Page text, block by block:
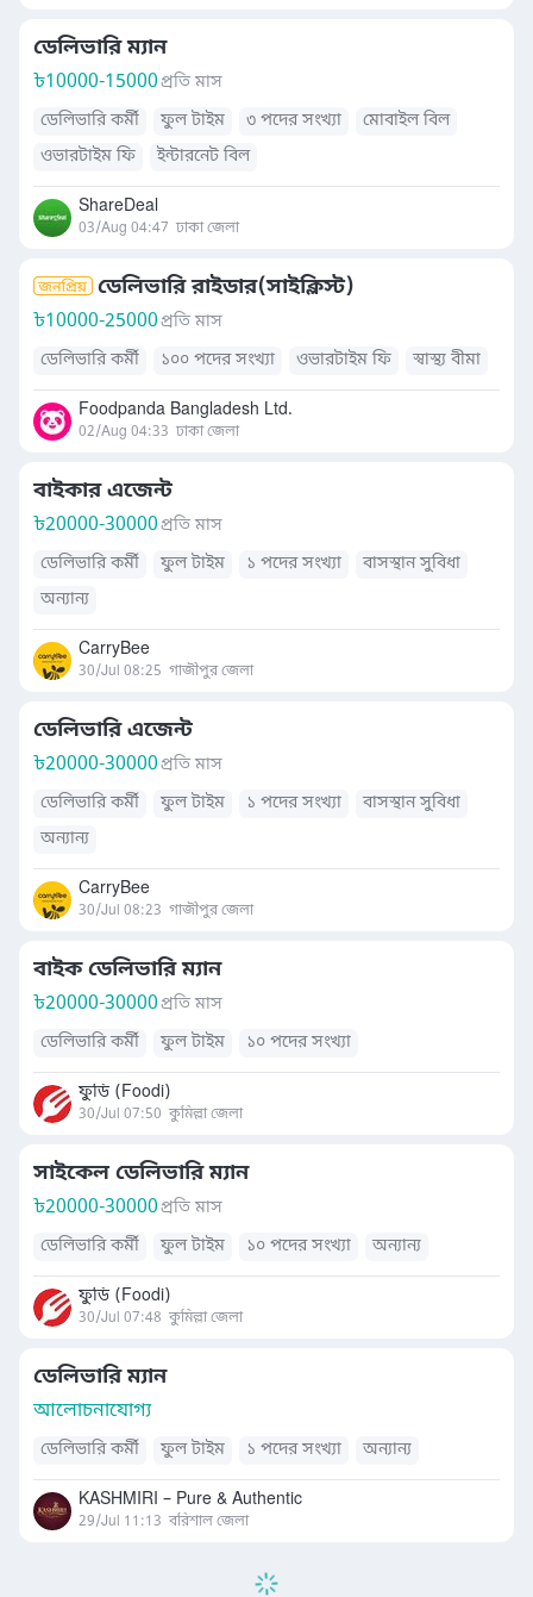
ডেলিভারি ম্যান
৳10000-15000প্রতি মাস
ডেলিভারি কর্মী
ফুল টাইম ৩ পদের সংখ্যা
মোবাইল বিল
ওভারটাইম ফি
ইন্টারনেট বিল
ShareDeal
03/Aug 04:47 ঢাকা জেলা
ডেলিভারি রাইডার(সাইক্লিস্ট)
৳10000-25000প্রতি মাস
ডেলিভারি কর্মী
১০০ পদের সংখ্যা ওভারটাইম ফি স্বাস্থ্য বীমা
Foodpanda Bangladesh Ltd.
02/Aug 04:33 ঢাকা জেলা
বাইকার এজেন্ট
৳20000-30000প্রতি মাস
ডেলিভারি কর্মী
ফুল টাইম ১ পদের সংখ্যা
বাসস্থান সুবিধা
অন্যান্য
CarryBee
30/Jul 08:25 গাজীপুর জেলা
ডেলিভারি এজেন্ট
৳20000-30000প্রতি মাস
ডেলিভারি কর্মী
ফুল টাইম ১ পদের সংখ্যা
বাসস্থান সুবিধা
অন্যান্য
CarryBee
30/Jul 08:23 গাজীপুর জেলা
বাইক ডেলিভারি ম্যান
৳20000-30000প্রতি মাস
ডেলিভারি কর্মী
ফুল টাইম ১০ পদের সংখ্যা
ফুডি (Foodi)
30/Jul 07:50 কুমিল্লা জেলা
সাইকেল ডেলিভারি ম্যান
৳20000-30000প্রতি মাস
ডেলিভারি কর্মী
ফুল টাইম ১০ পদের সংখ্যা অন্যান্য
ফুডি (Foodi)
30/Jul 07:48 কুমিল্লা জেলা
ডেলিভারি ম্যান
আলোচনাযোগ্য
ডেলিভারি কর্মী ফুল টাইম ১ পদের সংখ্যা অন্যান্য
KASHMIRI – Pure & Authentic
29/Jul 11:13 বরিশাল জেলা